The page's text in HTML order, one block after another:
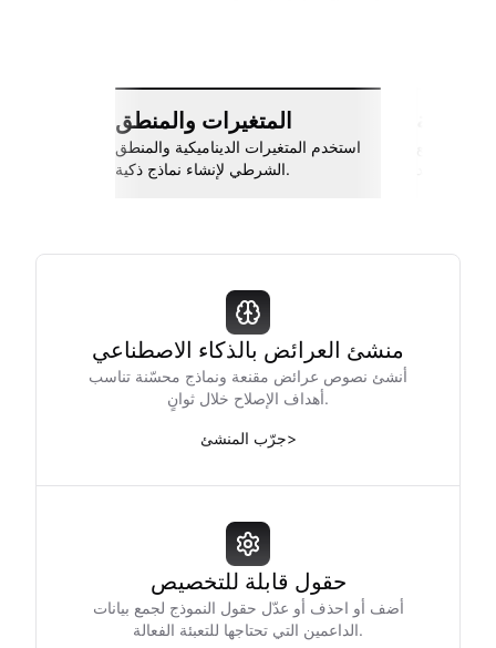
المتغيرات والمنطق
استخدم المتغيرات الديناميكية والمنطق
الشرطي لإنشاء نماذج ذكية.
منشئ العرائض بالذكاء الاصطناعي
أنشئ نصوص عرائض مقنعة ونماذج محسّنة تناسب
أهداف الإصلاح خلال ثوانٍ.
جرّب المنشئ>
حقول قابلة للتخصيص
أضف أو احذف أو عدّل حقول النموذج لجمع بيانات
الداعمين التي تحتاجها للتعبئة الفعالة.